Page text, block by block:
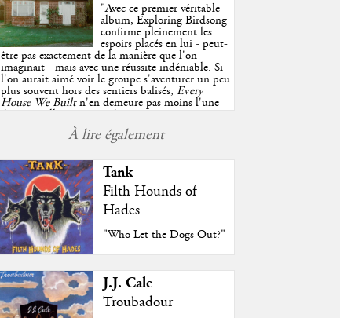
"Avec ce premier véritable
album, Exploring Birdsong
confirme pleinement les
espoirs placés en lui - peut-
être pas exactement de la manière que l'on
imaginait - mais avec une réussite indéniable. Si
l'on aurait aimé voir le groupe s'aventurer un peu
plus souvent hors des sentiers balisés,Every
House We Builtn'en demeure pas moins l'une
des très belles surprises de cette année, porté par
plusieurs morceaux qui trouveront sans difficulté
une place de choix dans vos playlists estivales.
À lire également
Tank
Filth Hounds of
Hades
"Who Let the Dogs Out?"
J.J. Cale
Troubadour